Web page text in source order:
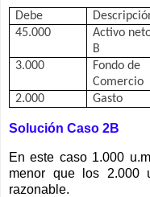
Debe
45.000
Activo
B
3.000
Fondo de
Comercio
2.000 Gasto
Solución Caso 2B
En este caso 1.000
menor que los 2.000
razonable.